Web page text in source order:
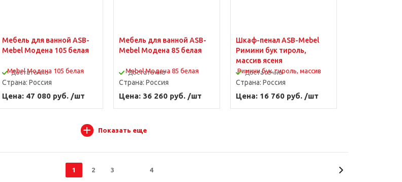
Мебель для ванной ASB-
Mebel Модена 105 белая
Достаточно
Страна: Россия
Цена: 47 080 руб. /шт
Мебель для ванной ASB-
Mebel Модена 85 белая
Достаточно
Страна: Россия
Цена: 36 260 руб. /шт
Шкаф-пенал ASB-Mebel
Римини бук тироль,
массив ясеня
Достаточно
Страна: Россия
Цена: 16 760 руб. /шт
Показать еще
1 2 3 4